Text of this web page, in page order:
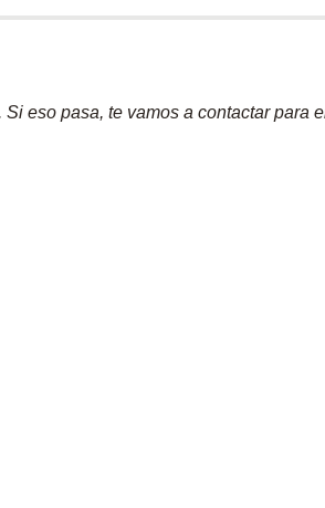
eso pasa, te vamos a contactar para